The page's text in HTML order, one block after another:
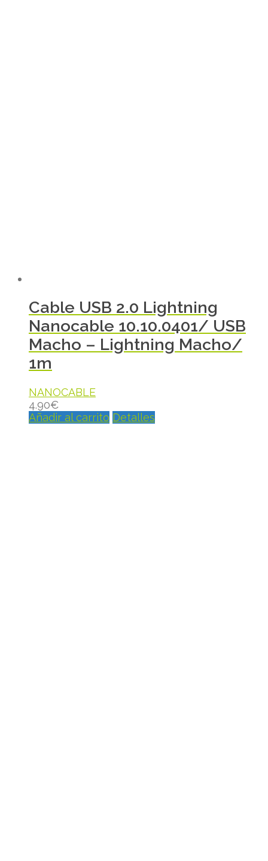
Cable USB 2.0 Lightning
Nanocable 10.10.0401/ USB
Macho – Lightning Macho/
1m
NANOCABLE
4.90€
Añadir al carrito Detalles